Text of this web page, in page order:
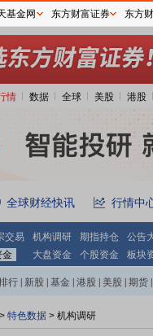
情 数据 全球 美股 港股
全球财经快讯 行情中
交易 机构调研 期指持仓
公告
金 大盘资金 个股资金 板块
行 新股 基金 港股 美股 期货
> 特色数据 > 机构调研
基金网 东方财富证券 东方